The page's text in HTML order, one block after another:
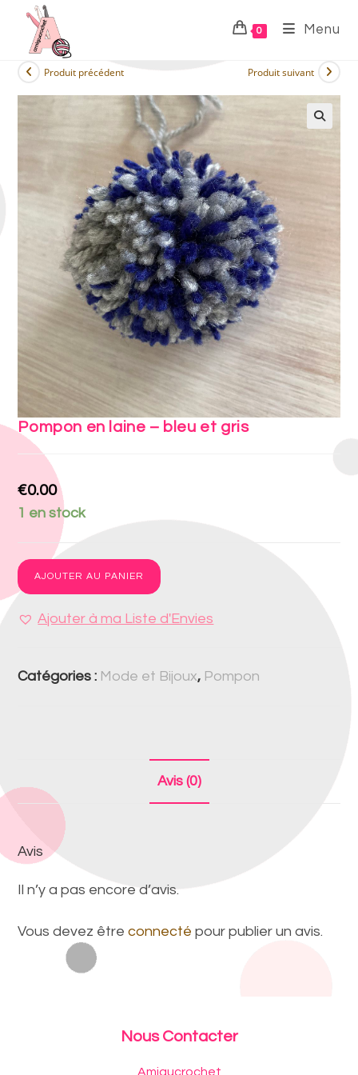
0 Menu
Produit précédent Produit suivant
Pompon en laine – bleu et gris
€0.00
1 en stock
AJOUTER AU PANIER
Ajouter à ma Liste d'Envies
Catégories : Mode et Bijoux, Pompon
Avis (0)
Avis
Il n’y a pas encore d’avis.
Vous devez êtreconnecté pour publier un avis.
Nous Contacter
Amigucrochet